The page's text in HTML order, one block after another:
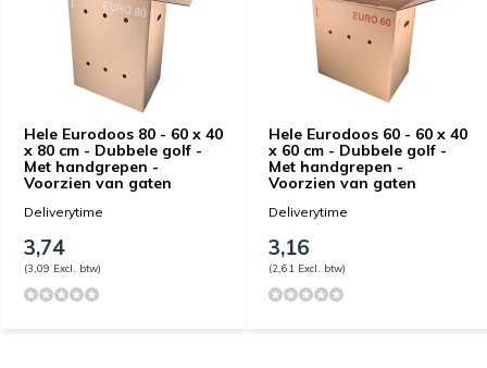
Hele Eurodoos 80 - 60 x 40
x 80 cm - Dubbele golf -
Met handgrepen -
Voorzien van gaten
Deliverytime
3,74
(3,09 Excl. btw)
Hele Eurodoos 60 - 60 x 40
x 60 cm - Dubbele golf -
Met handgrepen -
Voorzien van gaten
Deliverytime
3,16
(2,61 Excl. btw)